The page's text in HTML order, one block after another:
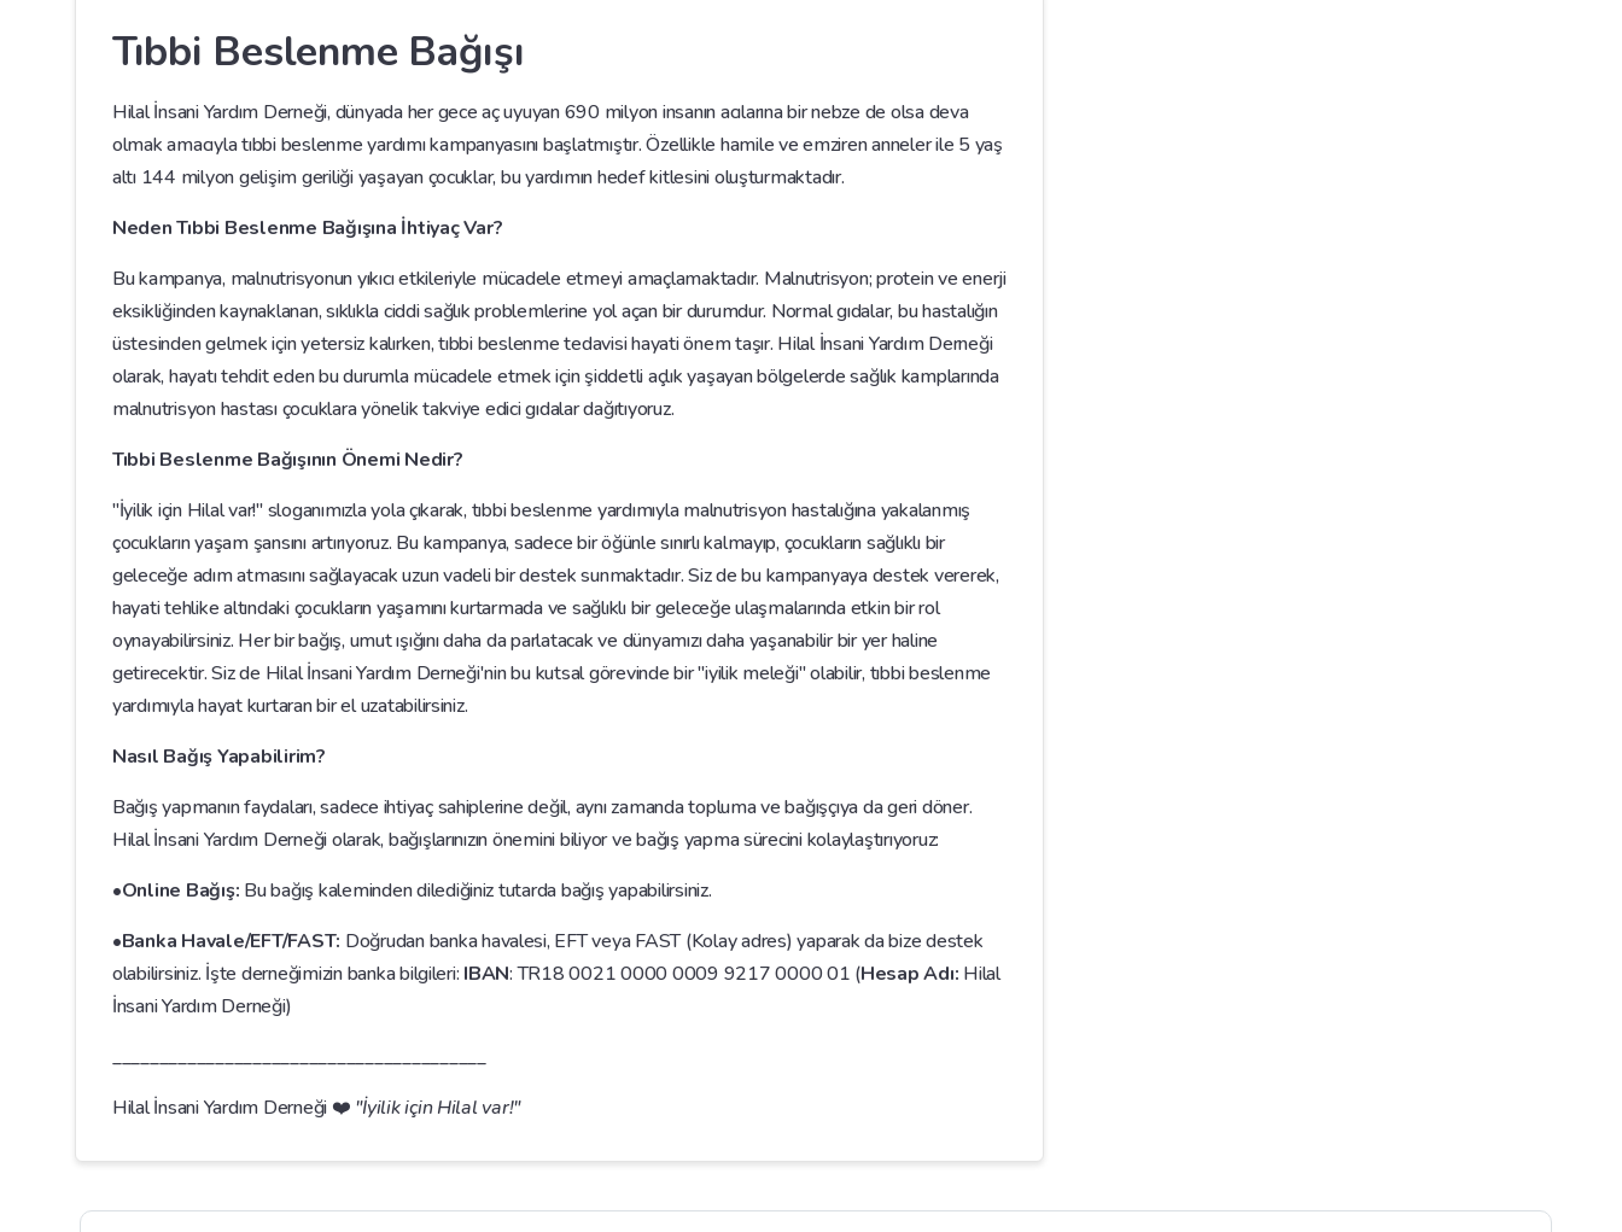
Tıbbi Beslenme Bağışı
Hilal İnsani Yardım Derneği, dünyada her gece aç uyuyan 690 milyon insanın acılarına bir nebze de olsa deva
olmak amacıyla tıbbi beslenme yardımı kampanyasını başlatmıştır. Özellikle hamile ve emziren anneler ile 5 yaş
altı 144 milyon gelişim geriliği yaşayan çocuklar, bu yardımın hedef kitlesini oluşturmaktadır.
Neden Tıbbi Beslenme Bağışına İhtiyaç Var?
Bu kampanya, malnutrisyonun yıkıcı etkileriyle mücadele etmeyi amaçlamaktadır. Malnutrisyon; protein ve enerji
eksikliğinden kaynaklanan, sıklıkla ciddi sağlık problemlerine yol açan bir durumdur. Normal gıdalar, bu hastalığın
üstesinden gelmek için yetersiz kalırken, tıbbi beslenme tedavisi hayati önem taşır. Hilal İnsani Yardım Derneği
olarak, hayatı tehdit eden bu durumla mücadele etmek için şiddetli açlık yaşayan bölgelerde sağlık kamplarında
malnutrisyon hastası çocuklara yönelik takviye edici gıdalar dağıtıyoruz.
Tıbbi Beslenme Bağışının Önemi Nedir?
"İyilik için Hilal var!" sloganımızla yola çıkarak, tıbbi beslenme yardımıyla malnutrisyon hastalığına yakalanmış
çocukların yaşam şansını artırıyoruz. Bu kampanya, sadece bir öğünle sınırlı kalmayıp, çocukların sağlıklı bir
geleceğe adım atmasını sağlayacak uzun vadeli bir destek sunmaktadır. Siz de bu kampanyaya destek vererek,
hayati tehlike altındaki çocukların yaşamını kurtarmada ve sağlıklı bir geleceğe ulaşmalarında etkin bir rol
oynayabilirsiniz. Her bir bağış, umut ışığını daha da parlatacak ve dünyamızı daha yaşanabilir bir yer haline
getirecektir. Siz de Hilal İnsani Yardım Derneği'nin bu kutsal görevinde bir "iyilik meleği" olabilir, tıbbi beslenme
yardımıyla hayat kurtaran bir el uzatabilirsiniz.
Nasıl Bağış Yapabilirim?
Bağış yapmanın faydaları, sadece ihtiyaç sahiplerine değil, aynı zamanda topluma ve bağışçıya da geri döner.
Hilal İnsani Yardım Derneği olarak, bağışlarınızın önemini biliyor ve bağış yapma sürecini kolaylaştırıyoruz:
•Online Bağış: Bu bağış kaleminden dilediğiniz tutarda bağış yapabilirsiniz.
•Banka Havale/EFT/FAST: Doğrudan banka havalesi, EFT veya FAST (Kolay adres) yaparak da bize destek
olabilirsiniz. İşte derneğimizin banka bilgileri: IBAN: TR18 0021 0000 0009 9217 0000 01 (Hesap Adı: Hilal
İnsani Yardım Derneği)
________________________________________
Hilal İnsani Yardım Derneği ❤️ "İyilik için Hilal var!"